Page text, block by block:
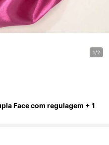
1/2
Face com regulagem + 1